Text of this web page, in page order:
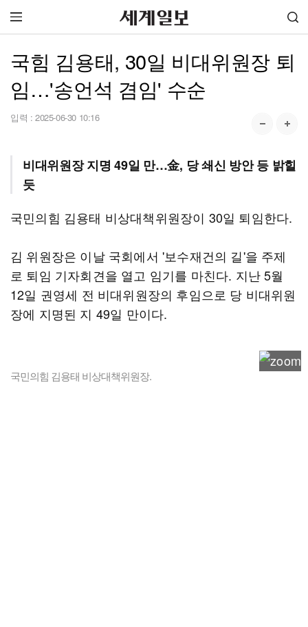
국힘 김용태, 30일 비대위원장 퇴
임…'송언석 겸임' 수순
입력 : 2025-06-30 10:16
비대위원장 지명 49일 만…金, 당 쇄신 방안 등 밝힐
듯
국민의힘 김용태 비상대책위원장이 30일 퇴임한다.
김 위원장은 이날 국회에서 '보수재건의 길'을 주제
로 퇴임 기자회견을 열고 임기를 마친다. 지난 5월
12일 권영세 전 비대위원장의 후임으로 당 비대위원
장에 지명된 지 49일 만이다.
국민의힘 김용태 비상대책위원장.